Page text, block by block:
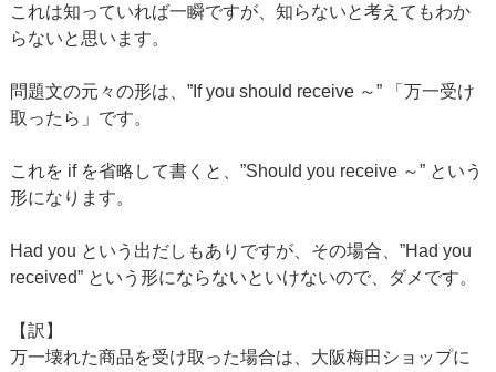
これは知っていれば一瞬ですが、知らないと考えてもわか
らないと思います。
問題文の元々の形は、”If you should receive ～” 「万一受け
取ったら」です。
これを if を省略して書くと、”Should you receive ～” という
形になります。
Had you という出だしもありですが、その場合、”Had you
received” という形にならないといけないので、ダメです。
【訳】
万一壊れた商品を受け取った場合は、大阪梅田ショップに